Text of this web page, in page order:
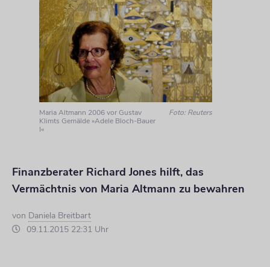
Maria Altmann 2006 vor Gustav
Klimts Gemälde »Adele Bloch-Bauer
I«
Foto: Reuters
Finanzberater Richard Jones hilft, das
Vermächtnis von Maria Altmann zu bewahren
von Daniela Breitbart
09.11.2015 22:31 Uhr